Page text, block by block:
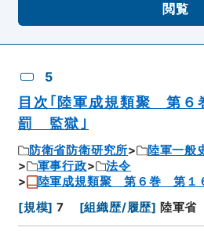
閲覧
5
目次｢陸軍成規類聚 第
罰 監獄｣
防衛省防衛研究所 陸軍一般
軍事行政
法令
陸軍成規類聚 第６巻 第１
[規模] 7 [組織歴/履歴] 陸軍省